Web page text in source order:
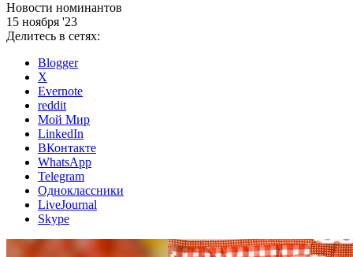
Новости номинантов
15 ноября '23
Делитесь в сетях:
Blogger
X
Evernote
reddit
Мой Мир
LinkedIn
ВКонтакте
WhatsApp
Telegram
Одноклассники
LiveJournal
Skype